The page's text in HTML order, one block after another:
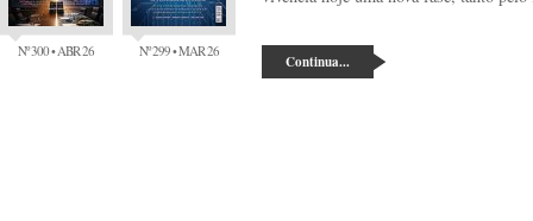
Nº 300 • ABR 26 Nº 299 • MAR 26
Continua...